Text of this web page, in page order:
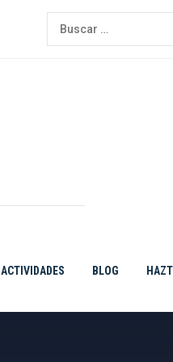
Buscar:
ACTIVIDADES BLOG